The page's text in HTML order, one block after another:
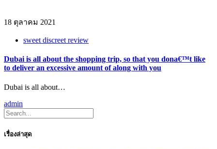
18 ตุลาคม 2021
sweet discreet review
Dubai is all about the shopping trip, so that you dona€™t like
to deliver an excessive amount of along with you
Dubai is all about…
admin
เรื่องล่าสุด